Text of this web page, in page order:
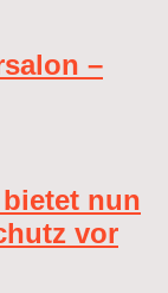
–
nun
vor